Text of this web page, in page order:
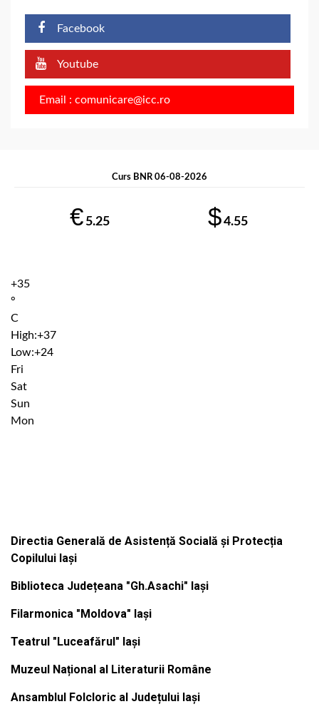
Facebook
Youtube
Email : comunicare@icc.ro
Curs BNR 06-08-2026
€ 5.25 $4.55
+35
°
C
High:+37
Low:+24
Fri
Sat
Sun
Mon
Directia Generală de Asistență Socială și Protecția
Copilului Iași
Biblioteca Județeana "Gh.Asachi" Iași
Filarmonica "Moldova" Iași
Teatrul "Luceafărul" Iași
Muzeul Național al Literaturii Române
Ansamblul Folcloric al Județului Iași